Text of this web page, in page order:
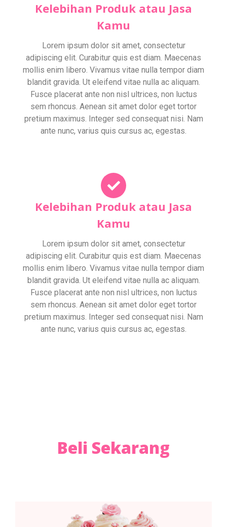
Kelebihan Produk atau Jasa
Kamu
Lorem ipsum dolor sit amet, consectetur
adipiscing elit. Curabitur quis est diam. Maecenas
mollis enim libero. Vivamus vitae nulla tempor diam
blandit gravida. Ut eleifend vitae nulla ac aliquam.
Fusce placerat ante non nisl ultrices, non luctus
sem rhoncus. Aenean sit amet dolor eget tortor
pretium maximus. Integer sed consequat nisi. Nam
ante nunc, varius quis cursus ac, egestas.
Kelebihan Produk atau Jasa
Kamu
Lorem ipsum dolor sit amet, consectetur
adipiscing elit. Curabitur quis est diam. Maecenas
mollis enim libero. Vivamus vitae nulla tempor diam
blandit gravida. Ut eleifend vitae nulla ac aliquam.
Fusce placerat ante non nisl ultrices, non luctus
sem rhoncus. Aenean sit amet dolor eget tortor
pretium maximus. Integer sed consequat nisi. Nam
ante nunc, varius quis cursus ac, egestas.
Beli Sekarang